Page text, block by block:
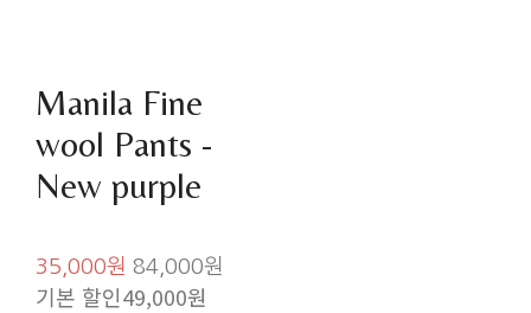
Manila Fine
wool Pants -
New purple
35,000원 84,000원
기본 할인49,000원